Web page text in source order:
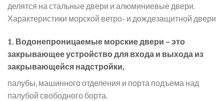
делятся на стальные двери и алюминиевые двери.
Характеристики морской ветро- и дождезащитной двери
1. Водонепроницаемые морские двери – это
закрывающее устройство для входа и выхода из
закрывающейся надстройки,
палубы, машинного отделения и порта подъема над
палубой свободного борта.